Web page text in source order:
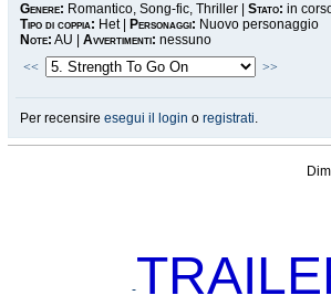
Genere: Romantico, Song-fic, Thriller | Stato: in
Tipo di coppia: Het | Personaggi: Nuovo personaggio
Note: AU | Avvertimenti: nessuno
<<
>>
Per recensire esegui il login o registrati.
-